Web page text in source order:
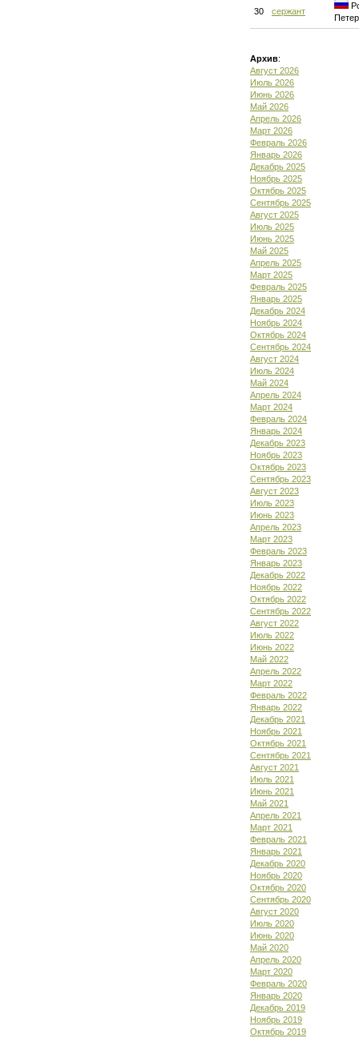
30 сержант
Архив:
Август 2026
Июль 2026
Июнь 2026
Май 2026
Апрель 2026
Март 2026
Февраль 2026
Январь 2026
Декабрь 2025
Ноябрь 2025
Октябрь 2025
Сентябрь 2025
Август 2025
Июль 2025
Июнь 2025
Май 2025
Апрель 2025
Март 2025
Февраль 2025
Январь 2025
Декабрь 2024
Ноябрь 2024
Октябрь 2024
Сентябрь 2024
Август 2024
Июль 2024
Май 2024
Апрель 2024
Март 2024
Февраль 2024
Январь 2024
Декабрь 2023
Ноябрь 2023
Октябрь 2023
Сентябрь 2023
Август 2023
Июль 2023
Июнь 2023
Апрель 2023
Март 2023
Февраль 2023
Январь 2023
Декабрь 2022
Ноябрь 2022
Октябрь 2022
Сентябрь 2022
Август 2022
Июль 2022
Июнь 2022
Май 2022
Апрель 2022
Март 2022
Февраль 2022
Январь 2022
Декабрь 2021
Ноябрь 2021
Октябрь 2021
Сентябрь 2021
Август 2021
Июль 2021
Июнь 2021
Май 2021
Апрель 2021
Март 2021
Февраль 2021
Январь 2021
Декабрь 2020
Ноябрь 2020
Октябрь 2020
Сентябрь 2020
Август 2020
Июль 2020
Июнь 2020
Май 2020
Апрель 2020
Март 2020
Февраль 2020
Январь 2020
Декабрь 2019
Ноябрь 2019
Октябрь 2019